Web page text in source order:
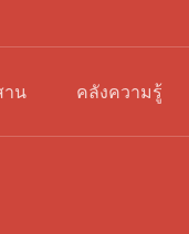
าน คลังความรู้